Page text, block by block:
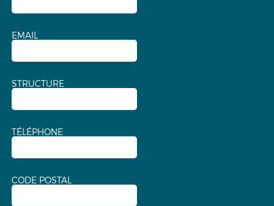
EMAIL
STRUCTURE
TÉLÉPHONE
CODE POSTAL